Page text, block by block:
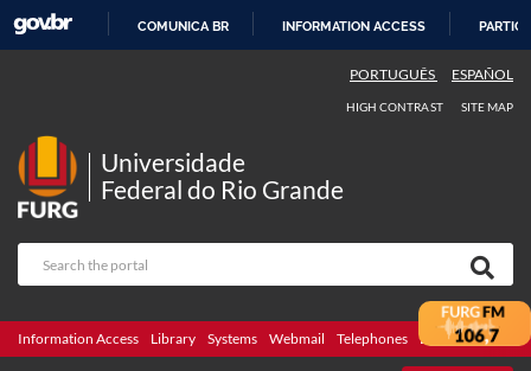
COMUNICA BR INFORMATION ACCESS
PORTUGUÊS ESPAÑOL
HIGH CONTRAST SITE MAP
Universidade
Federal do Rio Grande
Information Access Library Systems Webmail Telephones Bidding